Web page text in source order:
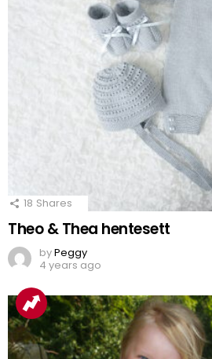
18 Shares
Theo & Thea hentesett
byPeggy
4 years ago